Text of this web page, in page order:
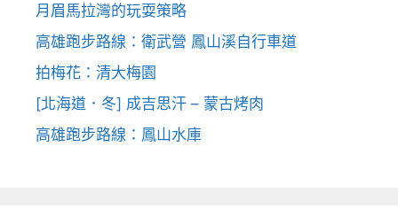
月眉馬拉灣的玩耍策略
高雄跑步路線：衛武營 鳳山溪自行車道
拍梅花：清大梅園
[北海道．冬] 成吉思汗 – 蒙古烤肉
高雄跑步路線：鳳山水庫